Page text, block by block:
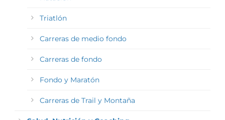
Triatlón
Carreras de medio fondo
Carreras de fondo
Fondo y Maratón
Carreras de Trail y Montaña